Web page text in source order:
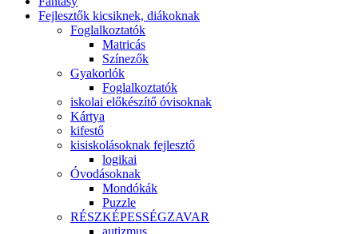
Fejlesztők kicsiknek, diákoknak
Foglalkoztatók
Matricás
Színezők
Gyakorlók
Foglalkoztatók
iskolai előkészítő óvisoknak
Kártya
kifestő
kisiskolásoknak fejlesztő
logikai
Óvodásoknak
Mondókák
Puzzle
RÉSZKÉPESSÉGZAVAR
autizmus